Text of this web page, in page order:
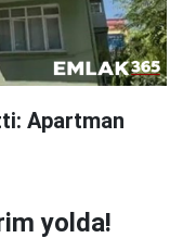
Apartman
yolda!